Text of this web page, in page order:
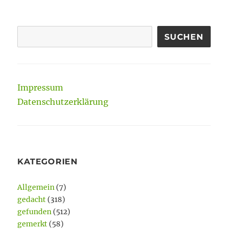
SUCHEN
Impressum
Datenschutzerklärung
KATEGORIEN
Allgemein (7)
gedacht (318)
gefunden (512)
gemerkt (58)